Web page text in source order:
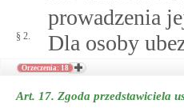
prowadzenia
§ 2. Dla osoby
Orzeczenia: 18
Art. 17. Zgoda przedstawiciela